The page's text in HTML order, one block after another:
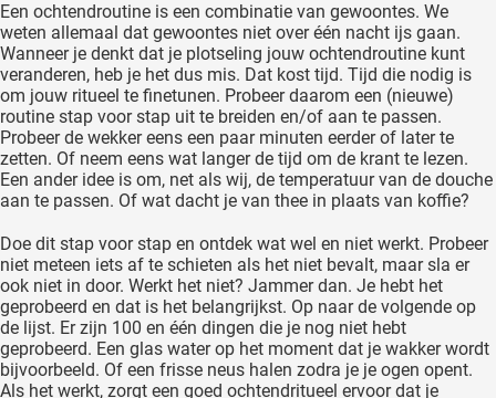
Een ochtendroutine is een combinatie van gewoontes. We
weten allemaal dat gewoontes niet over één nacht ijs gaan.
Wanneer je denkt dat je plotseling jouw ochtendroutine kunt
veranderen, heb je het dus mis. Dat kost tijd. Tijd die nodig is
om jouw ritueel te finetunen. Probeer daarom een (nieuwe)
routine stap voor stap uit te breiden en/of aan te passen.
Probeer de wekker eens een paar minuten eerder of later te
zetten. Of neem eens wat langer de tijd om de krant te lezen.
Een ander idee is om, net als wij, de temperatuur van de douche
aan te passen. Of wat dacht je van thee in plaats van koffie?
Doe dit stap voor stap en ontdek wat wel en niet werkt. Probeer
niet meteen iets af te schieten als het niet bevalt, maar sla er
ook niet in door. Werkt het niet? Jammer dan. Je hebt het
geprobeerd en dat is het belangrijkst. Op naar de volgende op
de lijst. Er zijn 100 en één dingen die je nog niet hebt
geprobeerd. Een glas water op het moment dat je wakker wordt
bijvoorbeeld. Of een frisse neus halen zodra je je ogen opent.
Als het werkt, zorgt een goed ochtendritueel ervoor dat je